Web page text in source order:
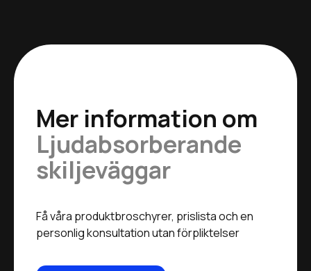
Mer information om
Ljudabsorberande
skiljeväggar
Få våra produktbroschyrer, prislista och en
personlig konsultation utan förpliktelser